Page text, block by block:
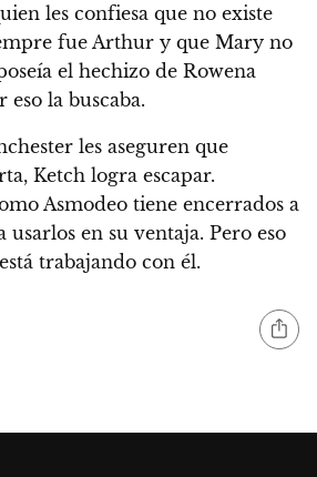
les confiesa que no existe
fue Arthur y que Mary no
el hechizo de Rowena
la buscaba.
les aseguren que
Ketch logra escapar.
Asmodeo tiene encerrados a
en su ventaja. Pero eso
trabajando con él.